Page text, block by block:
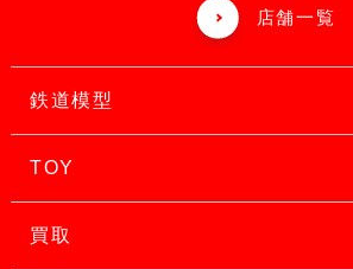
店舗一覧
鉄道模型
TOY
買取